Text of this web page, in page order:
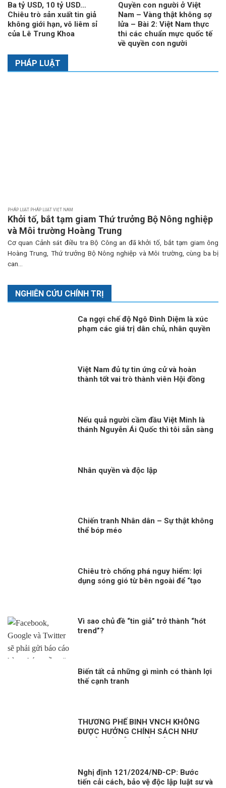
Ba tỷ USD, 10 tỷ USD…
Chiêu trò sản xuất tin giả
không giới hạn, vô liêm sỉ
của Lê Trung Khoa
Quyền con người ở Việt
Nam – Vàng thật không sợ
lửa – Bài 2: Việt Nam thực
thi các chuẩn mực quốc tế
về quyền con người
PHÁP LUẬT
PHÁP LUẬT PHÁP LUẬT VIỆT NAM
Khởi tố, bắt tạm giam Thứ trưởng Bộ Nông nghiệp
và Môi trường Hoàng Trung
Cơ quan Cảnh sát điều tra Bộ Công an đã khởi tố, bắt tạm giam ông
Hoàng Trung, Thứ trưởng Bộ Nông nghiệp và Môi trường, cùng ba bị
can...
NGHIÊN CỨU CHÍNH TRỊ
Ca ngợi chế độ Ngô Đình Diệm là xúc
phạm các giá trị dân chủ, nhân quyền
Việt Nam đủ tự tin ứng cử và hoàn
thành tốt vai trò thành viên Hội đồng
Nếu quả người cầm đầu Việt Minh là
thánh Nguyễn Ái Quốc thì tôi sẵn sàng
Nhân quyền và độc lập
Chiến tranh Nhân dân – Sự thật không
thể bóp méo
Chiêu trò chống phá nguy hiểm: lợi
dụng sóng gió từ bên ngoài để “tạo
Vì sao chủ đề “tin giả” trở thành “hót
trend”?
Biến tất cả những gì mình có thành lợi
thế cạnh tranh
THƯƠNG PHẾ BINH VNCH KHÔNG
ĐƯỢC HƯỞNG CHÍNH SÁCH NHƯ
Nghị định 121/2024/NĐ-CP: Bước
tiến cải cách, bảo vệ độc lập luật sư và